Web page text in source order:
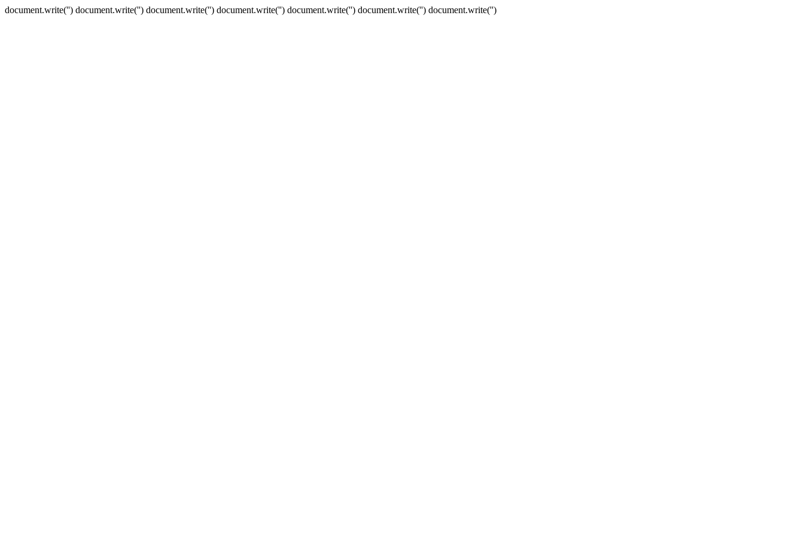
document.write('') document.write('') document.write('') document.write('') document.write('') document.write('') document.write('')